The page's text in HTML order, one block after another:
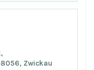
Zwickau